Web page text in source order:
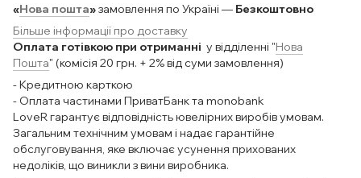
«Нова пошта»замовлення по Україні — Безкоштовно
Більше інформації про доставку
Оплата готівкою при отриманні у відділенні "Нова
Пошта" (комісія 20 грн. + 2% від суми замовлення)
- Кредитною карткою
- Оплата частинами ПриватБанк та monobank
LoveR гарантує відповідність ювелірних виробів умовам.
Загальним технічним умовам і надає гарантійне
обслуговування, яке включає усунення прихованих
недоліків, що виникли з вини виробника.